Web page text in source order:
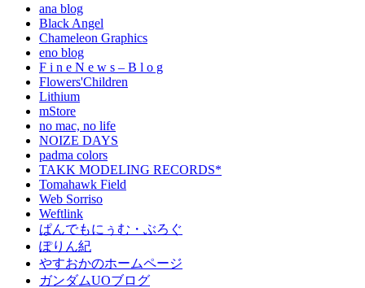
ana blog
Black Angel
Chameleon Graphics
eno blog
F i n e N e w s – B l o g
Flowers'Children
Lithium
mStore
no mac, no life
NOIZE DAYS
padma colors
TAKK MODELING RECORDS*
Tomahawk Field
Web Sorriso
Weftlink
ぱんでもにぅむ・ぶろぐ
ぽりん紀
やすおかのホームページ
ガンダムUOブログ